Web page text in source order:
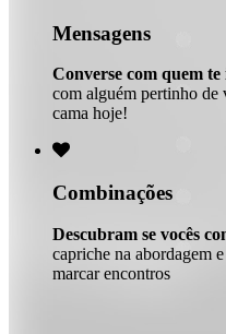
Mensagens
Converse com quem te
com alguém pertinho de
cama hoje!

Combinações
Descubram se vocês
capriche na abordagem
marcar encontros